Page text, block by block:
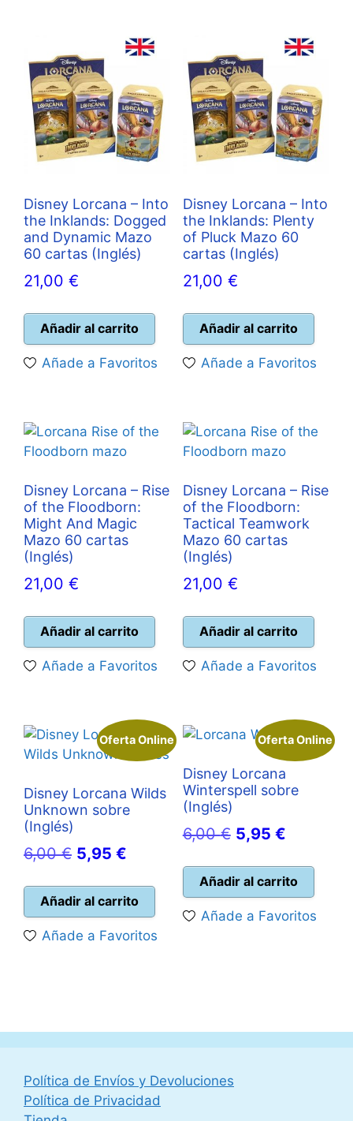
Disney Lorcana – Into
the Inklands: Dogged
and Dynamic Mazo
60 cartas (Inglés)
21,00 €
Añadir al carrito
Añade a Favoritos
Disney Lorcana – Into
the Inklands: Plenty
of Pluck Mazo 60
cartas (Inglés)
21,00 €
Añadir al carrito
Añade a Favoritos
Disney Lorcana – Rise
of the Floodborn:
Might And Magic
Mazo 60 cartas
(Inglés)
21,00 €
Añadir al carrito
Añade a Favoritos
Disney Lorcana – Rise
of the Floodborn:
Tactical Teamwork
Mazo 60 cartas
(Inglés)
21,00 €
Añadir al carrito
Añade a Favoritos
Oferta Online
Disney Lorcana Wilds
Unknown sobre
(Inglés)
6,00€ El
original
era:
6,00 €.
5,95 €
actual
es:
5,95 €.
Añadir al carrito
Añade a Favoritos
Oferta Online
Disney Lorcana
Winterspell sobre
(Inglés)
6,00€ El
original
era:
6,00 €.
5,95 €El
actual
es:
5,95 €.
Añadir al carrito
Añade a Favoritos
Política de Envíos y Devoluciones
Política de Privacidad